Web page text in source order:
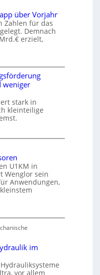
über Vorjahr
Zahlen für das
Demnach
erzielt,
weniger
stark in
kleinteilige
U1KM in
Wenglor sein
Anwendungen,
im
vor allem